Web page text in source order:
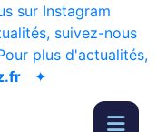
sur Instagram
suivez-nous
plus d'actualités,
✦